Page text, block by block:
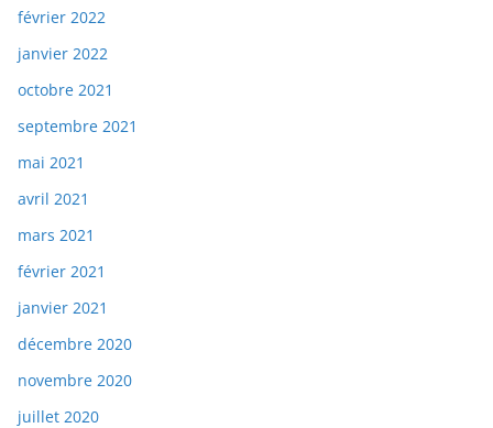
février 2022
janvier 2022
octobre 2021
septembre 2021
mai 2021
avril 2021
mars 2021
février 2021
janvier 2021
décembre 2020
novembre 2020
juillet 2020